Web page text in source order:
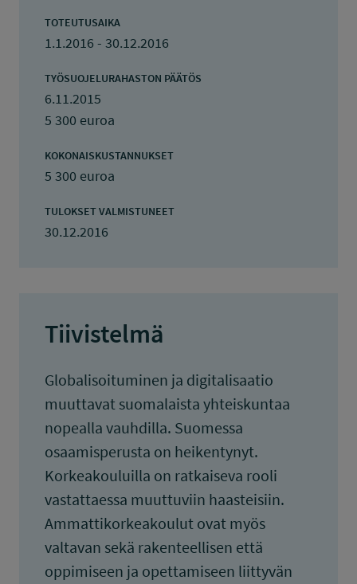
TOTEUTUSAIKA
1.1.2016 - 30.12.2016
TYÖSUOJELURAHASTON PÄÄTÖS
6.11.2015
5 300 euroa
KOKONAISKUSTANNUKSET
5 300 euroa
TULOKSET VALMISTUNEET
30.12.2016
Tiivistelmä
Globalisoituminen ja digitalisaatio
muuttavat suomalaista yhteiskuntaa
nopealla vauhdilla. Suomessa
osaamisperusta on heikentynyt.
Korkeakouluilla on ratkaiseva rooli
vastattaessa muuttuviin haasteisiin.
Ammattikorkeakoulut ovat myös
valtavan sekä rakenteellisen että
oppimiseen ja opettamiseen liittyvän